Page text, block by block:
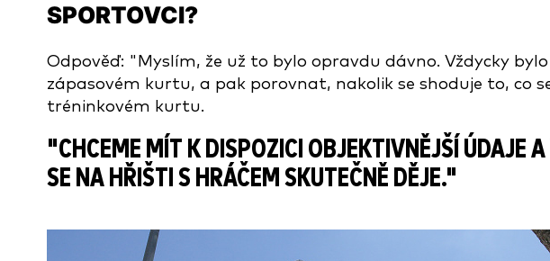
SPORTOVCI?
Odpověď: "Myslím, že už to bylo opravdu dávno. Vždycky
zápasovém kurtu, a pak porovnat, nakolik se shoduje to, co
tréninkovém kurtu.
"CHCEME MÍT K DISPOZICI OBJEKTIVNĚJŠÍ ÚDAJE
SE NA HŘIŠTI S HRÁČEM SKUTEČNĚ DĚJE."